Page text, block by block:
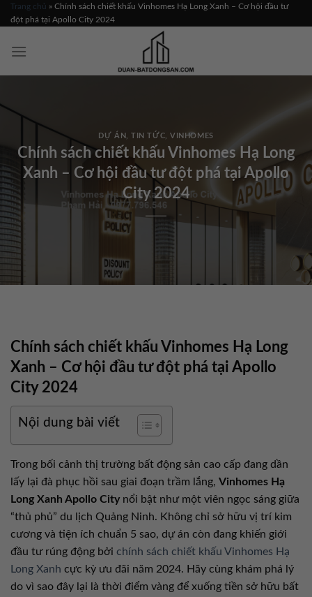
Skip
to
Trang chủ » Chính sách chiết khấu Vinhomes Hạ Long Xanh – Cơ hội đầu tư
đột phá tại Apollo City 2024
DỰ ÁN ,TIN TỨC ,VINHOMES
Chính sách chiết khấu Vinhomes Hạ Long
Xanh – Cơ hội đầu tư đột phá tại Apollo
City 2024
Chính sách chiết khấu Vinhomes Hạ Long
Xanh – Cơ hội đầu tư đột phá tại Apollo
City 2024
Nội dung bài viết
Trong bối cảnh thị trường bất động sản cao cấp đang dần
lấy lại đà phục hồi sau giai đoạn trầm lắng, Vinhomes Hạ
Long Xanh Apollo City nổi bật như một viên ngọc sáng giữa
“thủ phủ” du lịch Quảng Ninh. Không chỉ sở hữu vị trí kim
cương và tiện ích chuẩn 5 sao, dự án còn đang khiến giới
đầu tư rúng động bởi chính sách chiết khấu Vinhomes Hạ
Long Xanh cực kỳ ưu đãi năm 2024. Hãy cùng khám phá lý
do vì sao đây lại là thời điểm vàng để xuống tiền sở hữu bất